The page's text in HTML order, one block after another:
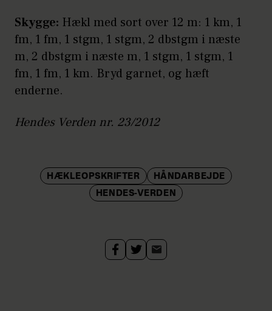
Skygge: Hækl med sort over 12 m: 1 km, 1
fm, 1 fm, 1 stgm, 1 stgm, 2 dbstgm i næste
m, 2 dbstgm i næste m, 1 stgm, 1 stgm, 1
fm, 1 fm, 1 km. Bryd garnet, og hæft
enderne.
Hendes Verden nr. 23/2012
HÆKLEOPSKRIFTER
HÅNDARBEJDE
HENDES-VERDEN